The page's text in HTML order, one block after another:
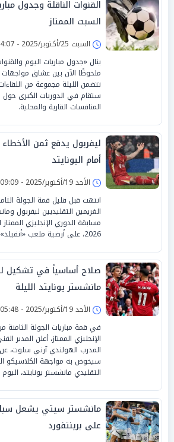
القنوات الناقلة وجدول
السبت الممتاز
السبت 25/أكتوبر/2025 - 04:07 م
ينال «جدول مباريات اليوم
ملحوظًا الآن بين عشاق مواجهات
تتضمن الليلة مجموعة من
ستقام في الدوريات الكبرى حول
المنافسات القارية والمحلية.
ليفربول يدفع ثمن
أمام اليونايتد
الأحد 19/أكتوبر/2025 - 09:09 م
انتهت قبل قليل قمة الجولة
الغريمين التقليديين ليفربول
2026، على أرضية ملعب «أنفيلد» معقل «الريدز».
صلاح أساسياً في تشكيل
مانشستر يونايتد الليلة
الأحد 19/أكتوبر/2025 - 05:48 م
في قمة مباريات الجولة الثامنة
الإنجليزي الممتاز، أعلن المدير
المدرب الهولندي آرني سلوت،
سيخوض به مواجهة الكلاسيكو
التقليدي مانشستر يونايتد، اليوم
مانشستر سيتي يشعل
على برينتفورد